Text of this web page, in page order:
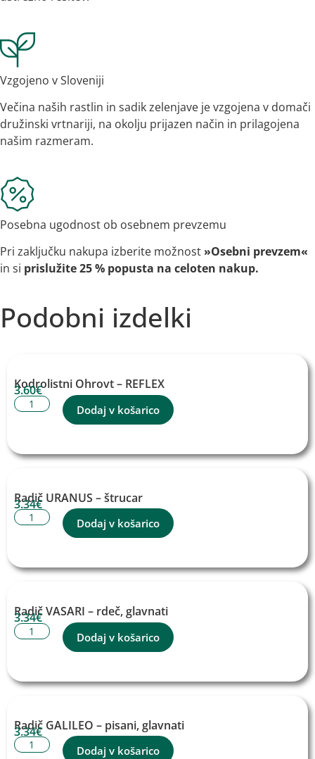
Vzgojeno v Sloveniji
Večina naših rastlin in sadik zelenjave je vzgojena v domači
družinski vrtnariji, na okolju prijazen način in prilagojena
našim razmeram.
Posebna ugodnost ob osebnem prevzemu
Pri zaključku nakupa izberite možnost »Osebni prevzem«
in si prislužite 25 % popusta na celoten nakup.
Podobni izdelki
Kodrolistni Ohrovt – REFLEX
3.60€
Dodaj v košarico
Radič URANUS – štrucar
3.34€
Dodaj v košarico
Radič VASARI – rdeč, glavnati
3.34€
Dodaj v košarico
Radič GALILEO – pisani, glavnati
3.34€
Dodaj v košarico